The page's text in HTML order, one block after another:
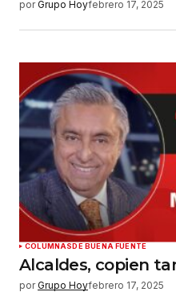
por Grupo Hoyfebrero 17, 2025
COLUMNASDE BUENA FUENTE
Alcaldes, copien
por Grupo Hoyfebrero 17, 2025